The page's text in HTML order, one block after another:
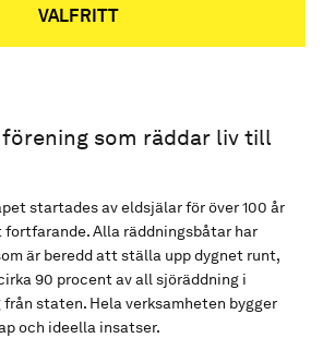
VALFRITT
som räddar liv till
startades av eldsjälar för över 100 år
fortfarande. Alla räddningsbåtar har
är beredd att ställa upp dygnet runt,
90 procent av all sjöräddning i
staten. Hela verksamheten bygger
och ideella insatser.